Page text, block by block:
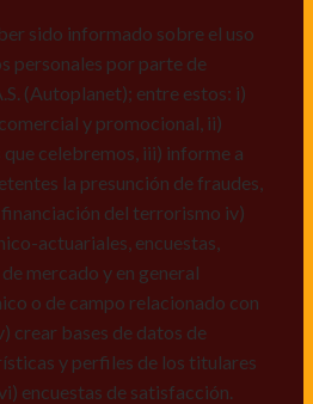
de datos de acuerdo a las
de los titulares de Datos
de satisfacción, vi) reportes
a la política de protección
Derco en la
, igualmente,
informado sobre mis derechos
suprimir, solicitar
y ii) finalidad, presentar
canales de
y en
sido informado sobre el uso
personales por parte de
(Autoplanet); entre estos: i)
y promocional, ii)
celebremos, iii) informe a
la presunción de fraudes,
del terrorismo iv)
actuariales, encuestas,
mercado y en general
o de campo relacionado con
crear bases de datos de
y perfiles de los titulares
encuestas de satisfacción.